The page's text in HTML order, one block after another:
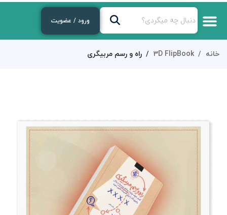
ورود / عضویت
خانه 3D FlipBook راه و رسم مربیگری